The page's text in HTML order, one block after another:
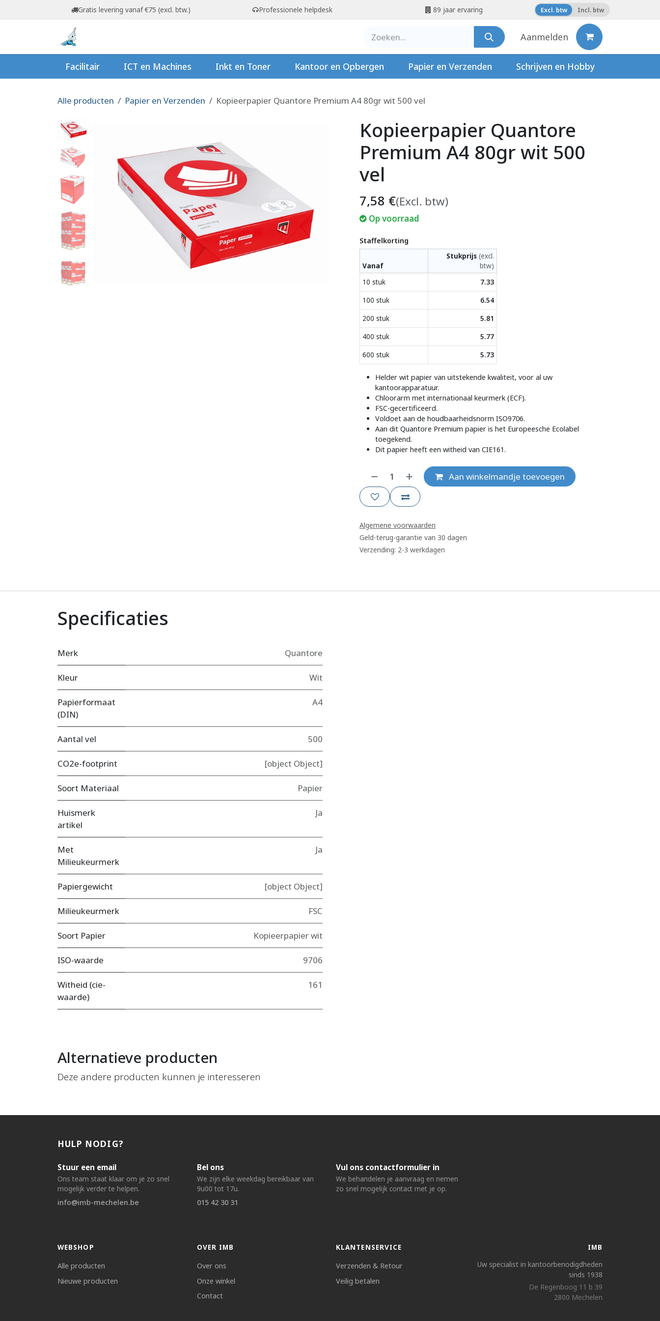
Overslaan naar inhoudGratis levering vanaf €75 (excl. btw.) Professionele helpdesk 89 jaar ervaring Excl. btw Incl. btw
Aanmelden
Facilitair ICT en Machines Inkt en Toner Kantoor en Opbergen Papier en Verzenden Schrijven en Hobby
Alle producten Papier en Verzenden Kopieerpapier Quantore Premium A4 80gr wit 500 vel
Kopieerpapier Quantore
Premium A4 80gr wit 500
vel
7,58 €(Excl. btw)
Op voorraad
Staffelkorting
Vanaf
Stukprijs(excl.
btw)
10 stuk
7.33
100 stuk
6.54
200 stuk
5.81
400 stuk
5.77
600 stuk
5.73
Helder wit papier van uitstekende kwaliteit, voor al uw
kantoorapparatuur.
Chloorarm met internationaal keurmerk (ECF).
FSC-gecertificeerd.
Voldoet aan de houdbaarheidsnorm ISO9706.
Aan dit Quantore Premium papier is het Europeesche Ecolabel
toegekend.
Dit papier heeft een witheid van CIE161.
Aan winkelmandje toevoegen
Algemene voorwaarden
Geld-terug-garantie van 30 dagen
Verzending: 2-3 werkdagen
Specificaties
Merk Quantore
Kleur Wit
Papierformaat
(DIN)
A4
Aantal vel 500
CO2e-footprint [object Object]
Soort Materiaal Papier
Huismerk
artikel
Ja
Met
Milieukeurmerk
Ja
Papiergewicht [object Object]
Milieukeurmerk FSC
Soort Papier Kopieerpapier wit
ISO-waarde 9706
Witheid (cie-
waarde)
161
Alternatieve producten
Deze andere producten kunnen je interesseren
HULP NODIG?
Stuur een email
Ons team staat klaar om je zo snel
mogelijk verder te helpen.
info@imb-mechelen.be
Bel ons
We zijn elke weekdag bereikbaar van
9u00 tot 17u.
015 42 30 31
Vul ons contactformulier in
We behandelen je aanvraag en nemen
zo snel mogelijk contact met je op.
WEBSHOP
Alle producten
Nieuwe producten
OVER IMB
Over ons
Onze winkel
Contact
KLANTENSERVICE
Verzenden & Retour
Veilig betalen
IMB
Uw specialist in kantoorbenodigdheden
sinds 1938
De Regenboog 11 b 39
2800 Mechelen